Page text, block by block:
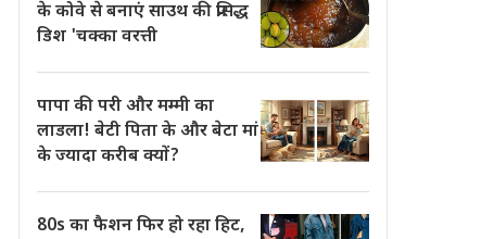
के कोवे से बनाएं साउथ की प्रसिद्ध
डिश 'चक्का वरत्ती
पापा की परी और मम्मी का
लाडला! बेटी पिता के और बेटा मां
के ज्यादा करीब क्यों?
80s का फैशन फिर हो रहा हिट,